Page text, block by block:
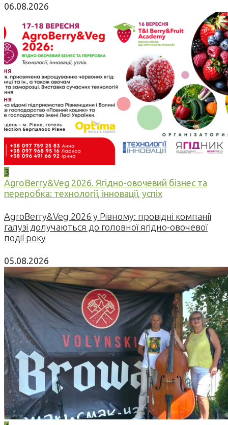
06.08.2026
3
AgroBerry&Veg 2026. Ягідно-овочевий бізнес та
переробка: технології, інновації, успіх
AgroBerry&Veg 2026 у Рівному: провідні компанії
галузі долучаються до головної ягідно-овочевої
події року
05.08.2026